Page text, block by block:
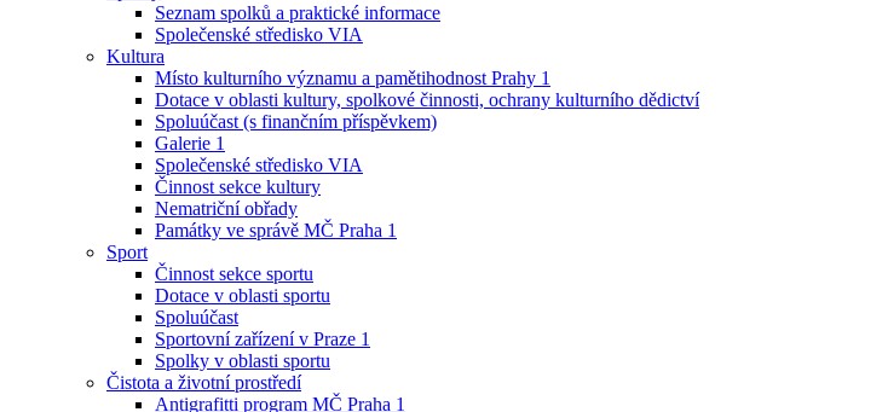
Seznam spolků a praktické informace
Společenské středisko VIA
Kultura
Místo kulturního významu a pamětihodnost Prahy 1
Dotace v oblasti kultury, spolkové činnosti, ochrany kulturního dědictví
Spoluúčast (s finančním příspěvkem)
Galerie 1
Společenské středisko VIA
Činnost sekce kultury
Nematriční obřady
Památky ve správě MČ Praha 1
Sport
Činnost sekce sportu
Dotace v oblasti sportu
Spoluúčast
Sportovní zařízení v Praze 1
Spolky v oblasti sportu
Čistota a životní prostředí
Antigrafitti program MČ Praha 1